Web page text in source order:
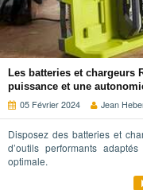
Les batteries et chargeurs
puissance et une
05 Février 2024
Jean
Disposez des batteries et
d’outils performants
optimale.